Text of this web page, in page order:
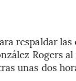
respaldar
Rogers
unas dos